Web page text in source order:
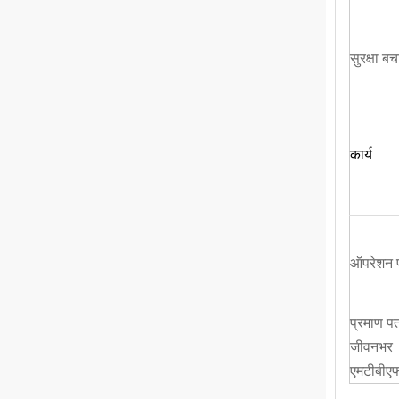
सुरक्षा
कार्य
ऑपरेशन
प्रमाण
जीवनभर